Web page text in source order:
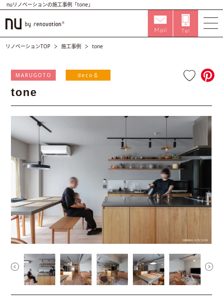
nuリノベーションの施工事例「tone」
リノベーションTOP 施工事例 tone
MARUGOTO decoる
tone